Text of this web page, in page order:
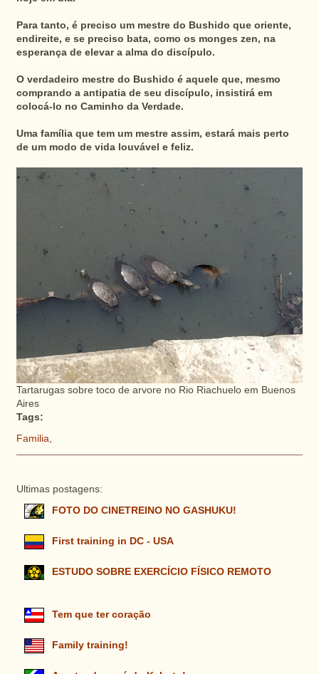
Para tanto, é preciso um mestre do Bushido que oriente,
endireite, e se preciso bata, como os monges zen, na
esperança de elevar a alma do discípulo.
O verdadeiro mestre do Bushido é aquele que, mesmo
comprando a antipatia de seu discípulo, insistirá em
colocá-lo no Caminho da Verdade.
Uma família que tem um mestre assim, estará mais perto
de um modo de vida louvável e feliz.
Tartarugas sobre toco de arvore no Rio Riachuelo em Buenos
Aires
Tags:
Familia,
Ultimas postagens:
FOTO DO CINETREINO NO GASHUKU!
First training in DC - USA
ESTUDO SOBRE EXERCÍCIO FÍSICO REMOTO
Tem que ter coração
Family training!